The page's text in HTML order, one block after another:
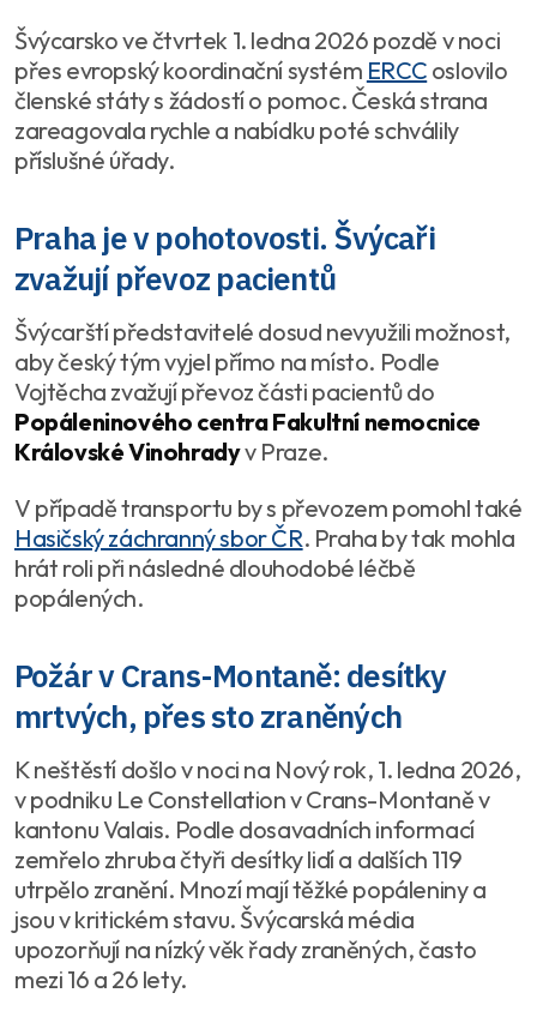
Švýcarsko ve čtvrtek 1. ledna 2026 pozdě v noci
přes evropský koordinační systém ERCC oslovilo
členské státy s žádostí o pomoc. Česká strana
zareagovala rychle a nabídku poté schválily
příslušné úřady.
Praha je v pohotovosti. Švýcaři
zvažují převoz pacientů
Švýcarští představitelé dosud nevyužili možnost,
aby český tým vyjel přímo na místo. Podle
Vojtěcha zvažují převoz části pacientů do
Popáleninového centra Fakultní nemocnice
Královské Vinohradyv Praze.
V případě transportu by s převozem pomohl také
Hasičský záchranný sbor ČR. Praha by tak mohla
hrát roli při následné dlouhodobé léčbě
popálených.
Požár v Crans-Montaně: desítky
mrtvých, přes sto zraněných
K neštěstí došlo v noci na Nový rok, 1. ledna 2026,
v podniku Le Constellation v Crans-Montaně v
kantonu Valais. Podle dosavadních informací
zemřelo zhruba čtyři desítky lidí a dalších 119
utrpělo zranění. Mnozí mají těžké popáleniny a
jsou v kritickém stavu. Švýcarská média
upozorňují na nízký věk řady zraněných, často
mezi 16 a 26 lety.